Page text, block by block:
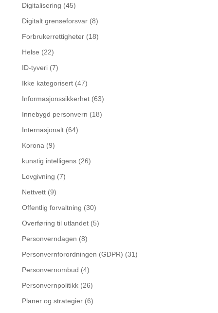
Digitalisering (45)
Digitalt grenseforsvar(8)
Forbrukerrettigheter(18)
Helse (22)
ID-tyveri(7)
Ikke kategorisert(47)
Informasjonssikkerhet(63)
Innebygd personvern (18)
Internasjonalt(64)
Korona (9)
kunstig intelligens(26)
Lovgivning (7)
Nettvett(9)
Offentlig forvaltning (30)
Overføring til utlandet(5)
Personverndagen (8)
Personvernforordningen (GDPR) (31)
Personvernombud (4)
Personvernpolitikk(26)
Planer og strategier(6)